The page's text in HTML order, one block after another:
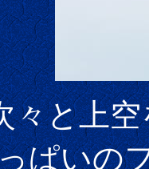
舞
ぱいの